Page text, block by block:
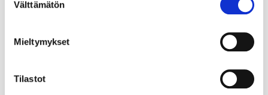
valinta
Välttämätön
Mieltymykset
Tilastot